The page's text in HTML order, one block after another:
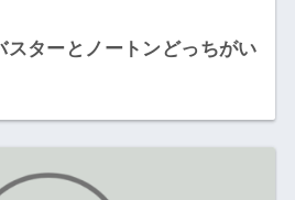
スターとノートンどっちがい